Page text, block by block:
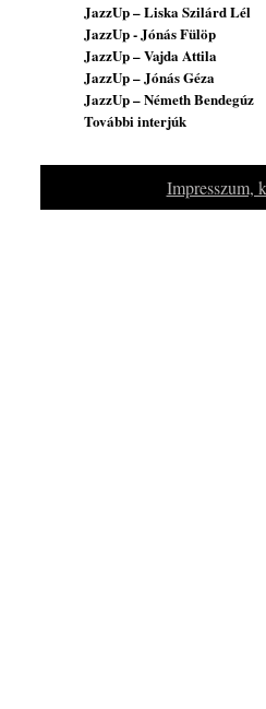
JazzUp – Liska Szilárd Lél
JazzUp - Jónás Fülöp
JazzUp – Vajda Attila
JazzUp – Jónás Géza
JazzUp – Németh Bendegúz
További interjúk
Impresszum,